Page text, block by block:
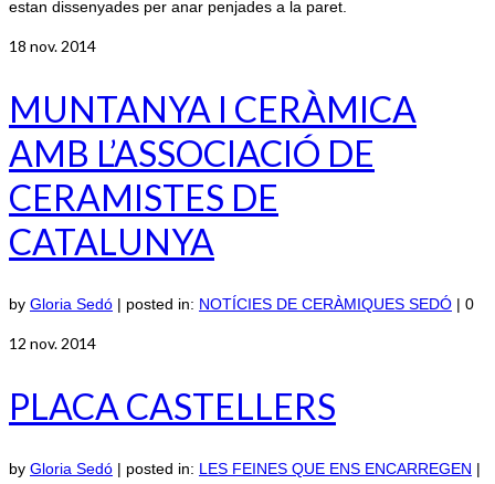
estan dissenyades per anar penjades a la paret.
18 nov. 2014
MUNTANYA I CERÀMICA
AMB L’ASSOCIACIÓ DE
CERAMISTES DE
CATALUNYA
by Gloria Sedó | posted in: NOTÍCIES DE CERÀMIQUES SEDÓ | 0
12 nov. 2014
PLACA CASTELLERS
by Gloria Sedó | posted in: LES FEINES QUE ENS ENCARREGEN |